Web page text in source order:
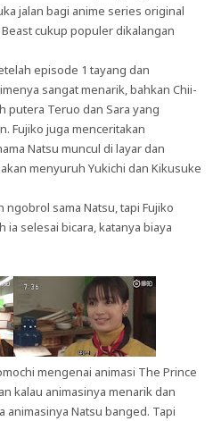
jalan bagi anime series original
cukup populer dikalangan
episode 1 tayang dan
sangat menarik, bahkan Chii-
putera Teruo dan Sara yang
Fujiko juga menceritakan
Natsu muncul di layar dan
menyuruh Yukichi dan Kikusuke
sama Natsu, tapi Fujiko
selesai bicara, katanya biaya
mengenai animasi The Prince
kalau animasinya menarik dan
animasinya Natsu banged. Tapi